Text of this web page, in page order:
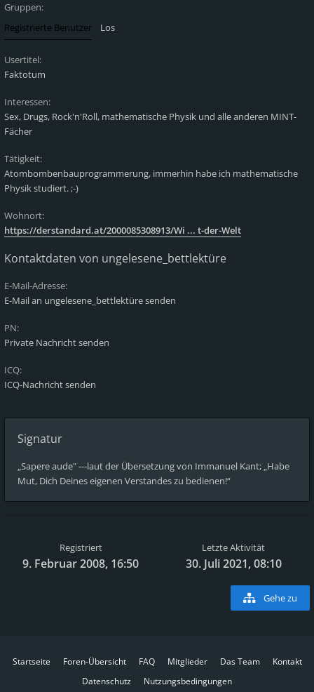
Gruppen:
Usertitel:
Faktotum
Interessen:
Sex, Drugs, Rock'n'Roll, mathematische Physik und alle anderen MINT-
Fächer
Tätigkeit:
Atombombenbauprogrammerung, immerhin habe ich mathematische
Physik studiert. ;-)
Wohnort:
https://derstandard.at/2000085308913/Wi ... t-der-Welt
Kontaktdaten von ungelesene_bettlektüre
E-Mail-Adresse:
E-Mail an ungelesene_bettlektüre senden
PN:
Private Nachricht senden
ICQ:
ICQ-Nachricht senden
Signatur
„Sapere aude" ---laut der Übersetzung von Immanuel Kant; „Habe
Mut, Dich Deines eigenen Verstandes zu bedienen!“
Registriert
9. Februar 2008, 16:50
Letzte Aktivität
30. Juli 2021, 08:10
Gehe zu
Startseite Foren-Übersicht FAQ Mitglieder Das Team
Kontakt
Datenschutz
Nutzungsbedingungen